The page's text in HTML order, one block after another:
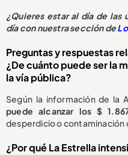
¿Quieres estar al día de las
día con nuestra sección de
Preguntas y respuestas
¿De cuánto puede ser la
la vía pública?
Según la información de la
puede alcanzar los $
desperdicio o contaminación
¿Por qué La Estrella